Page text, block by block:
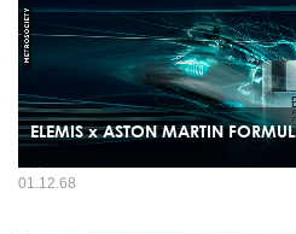
ELEMIS x ASTON MARTIN
เมื่อแบรนด์ดูแลผิวระดับพรีเมียมจับมือกับทีม
01.12.68